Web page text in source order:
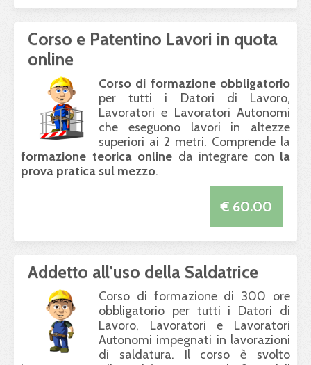
Corso e Patentino Lavori in quota
online
Corso di formazione obbligatorio
per tutti i Datori di Lavoro,
Lavoratori e Lavoratori Autonomi
che eseguono lavori in altezze
superiori ai 2 metri. Comprende la
formazione teorica online da integrare con la
prova pratica sul mezzo.
€ 60.00
Addetto all'uso della Saldatrice
Corso di formazione di 300 ore
obbligatorio per tutti i Datori di
Lavoro, Lavoratori e Lavoratori
Autonomi impegnati in lavorazioni
di saldatura. Il corso è svolto